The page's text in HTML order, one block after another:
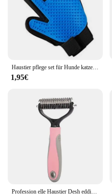
1,95€